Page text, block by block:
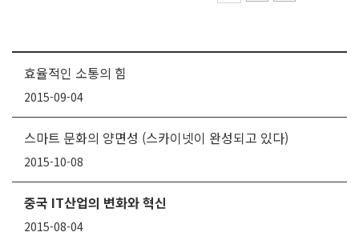
효율적인 소통의 힘
2015-09-04
스마트 문화의 양면성 (스카이넷이 완성되고 있다)
2015-10-08
중국 IT산업의 변화와 혁신
2015-08-04